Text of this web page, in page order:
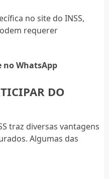
no site do INSS,
requerer
WhatsApp
DO
traz diversas vantagens
Algumas das